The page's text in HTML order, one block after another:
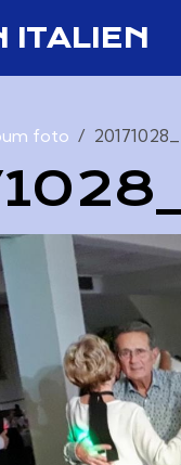
ITALIEN
foto